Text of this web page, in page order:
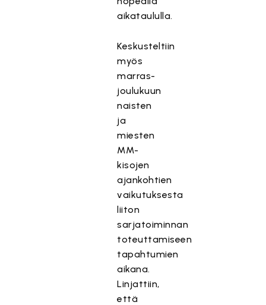
aikataululla.
Keskusteltiin
myös
marras-
joulukuun
naisten
ja
miesten
MM-
kisojen
ajankohtien
vaikutuksesta
liiton
sarjatoiminnan
toteuttamiseen
tapahtumien
aikana.
Linjattiin,
että